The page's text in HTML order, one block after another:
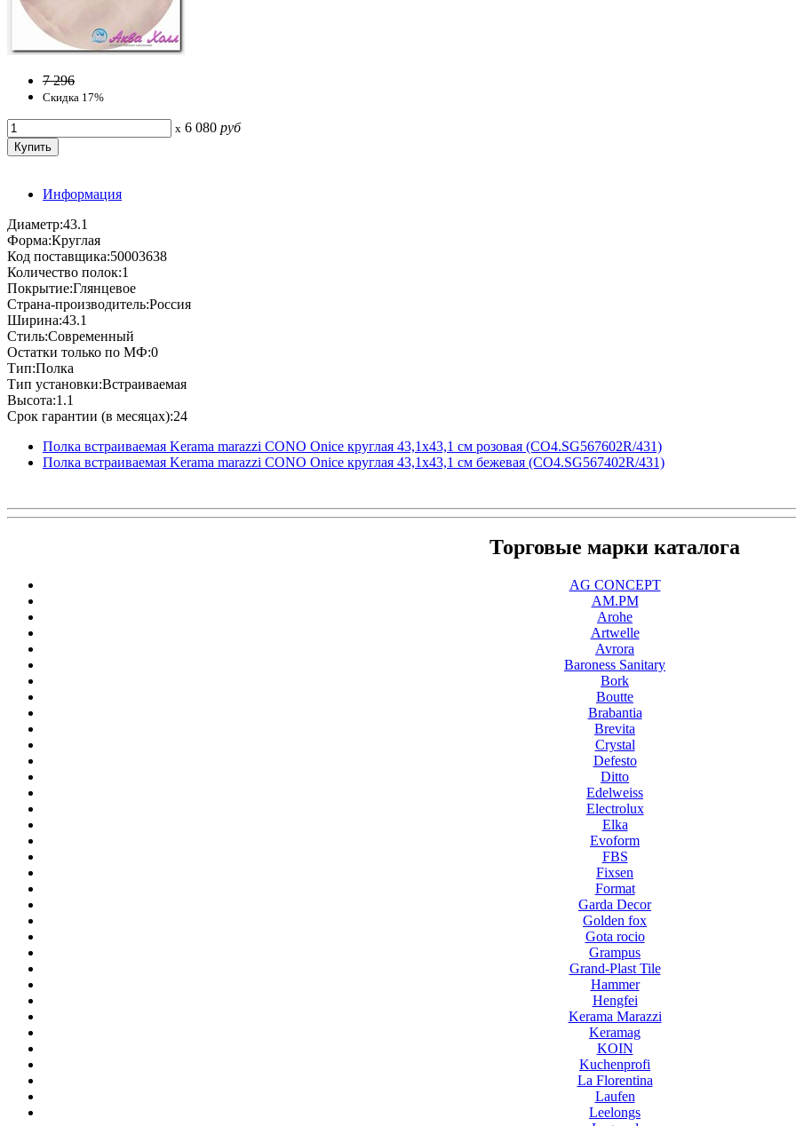
7 296
Скидка 17%
x 6 080 руб
Информация
Диаметр:43.1
Форма:Круглая
Код поставщика:50003638
Количество полок:1
Покрытие:Глянцевое
Страна-производитель:Россия
Ширина:43.1
Стиль:Современный
Остатки только по МФ:0
Тип:Полка
Тип установки:Встраиваемая
Высота:1.1
Срок гарантии (в месяцах):24
Полка встраиваемая Kerama marazzi CONO Onice круглая 43,1x43,1 см розовая (CO4.SG567602R/431)
Полка встраиваемая Kerama marazzi CONO Onice круглая 43,1x43,1 см бежевая (CO4.SG567402R/431)
Торговые марки каталога
AG CONCEPT
AM.PM
Arohe
Artwelle
Avrora
Baroness Sanitary
Bork
Boutte
Brabantia
Brevita
Crystal
Defesto
Ditto
Edelweiss
Electrolux
Elka
Evoform
FBS
Fixsen
Format
Garda Decor
Golden fox
Gota rocio
Grampus
Grand-Plast Tile
Hammer
Hengfei
Kerama Marazzi
Keramag
KOIN
Kuchenprofi
La Florentina
Laufen
Leelongs